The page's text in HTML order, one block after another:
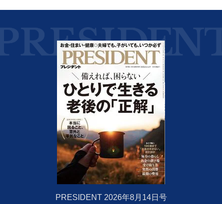
PRESIDENT 2026年8月14日号